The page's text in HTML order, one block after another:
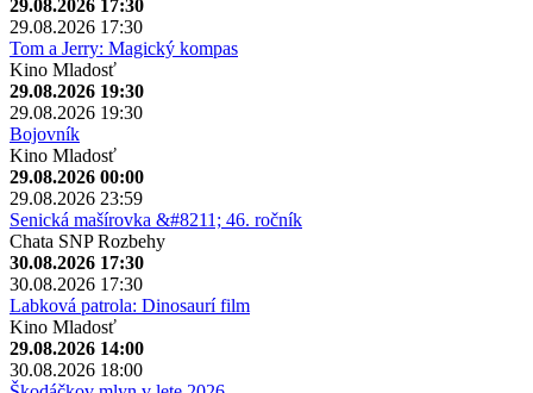
29.08.2026 17:30
29.08.2026 17:30
Tom a Jerry: Magický kompas
Kino Mladosť
29.08.2026 19:30
29.08.2026 19:30
Bojovník
Kino Mladosť
29.08.2026 00:00
29.08.2026 23:59
Senická mašírovka &#8211; 46. ročník
Chata SNP Rozbehy
30.08.2026 17:30
30.08.2026 17:30
Labková patrola: Dinosaurí film
Kino Mladosť
29.08.2026 14:00
30.08.2026 18:00